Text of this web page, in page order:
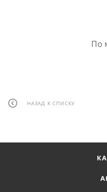
По
НАЗАД К СПИСКУ